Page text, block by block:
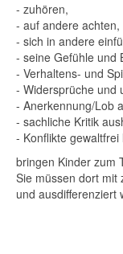
- zuhören,
- auf andere achten,
- sich in andere
- seine Gefühle und
- Verhaltens- und
- Widersprüche und
- Anerkennung/Lob
- sachliche Kritik
- Konflikte gewaltfrei
bringen Kinder zum
Sie müssen dort mit
und ausdifferenziert